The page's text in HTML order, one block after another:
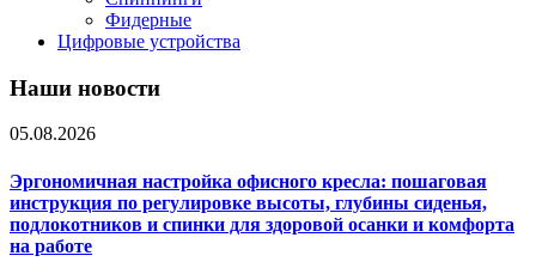
Фидерные
Цифровые устройства
Наши новости
05.08.2026
Эргономичная настройка офисного кресла: пошаговая
инструкция по регулировке высоты, глубины сиденья,
подлокотников и спинки для здоровой осанки и комфорта
на работе